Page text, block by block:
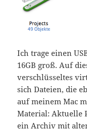
Ich trage einen
16GB groß. Auf
verschlüsseltes
sich Dateien, die
auf meinem Mac
Material: Aktuelle
ein Archiv mit